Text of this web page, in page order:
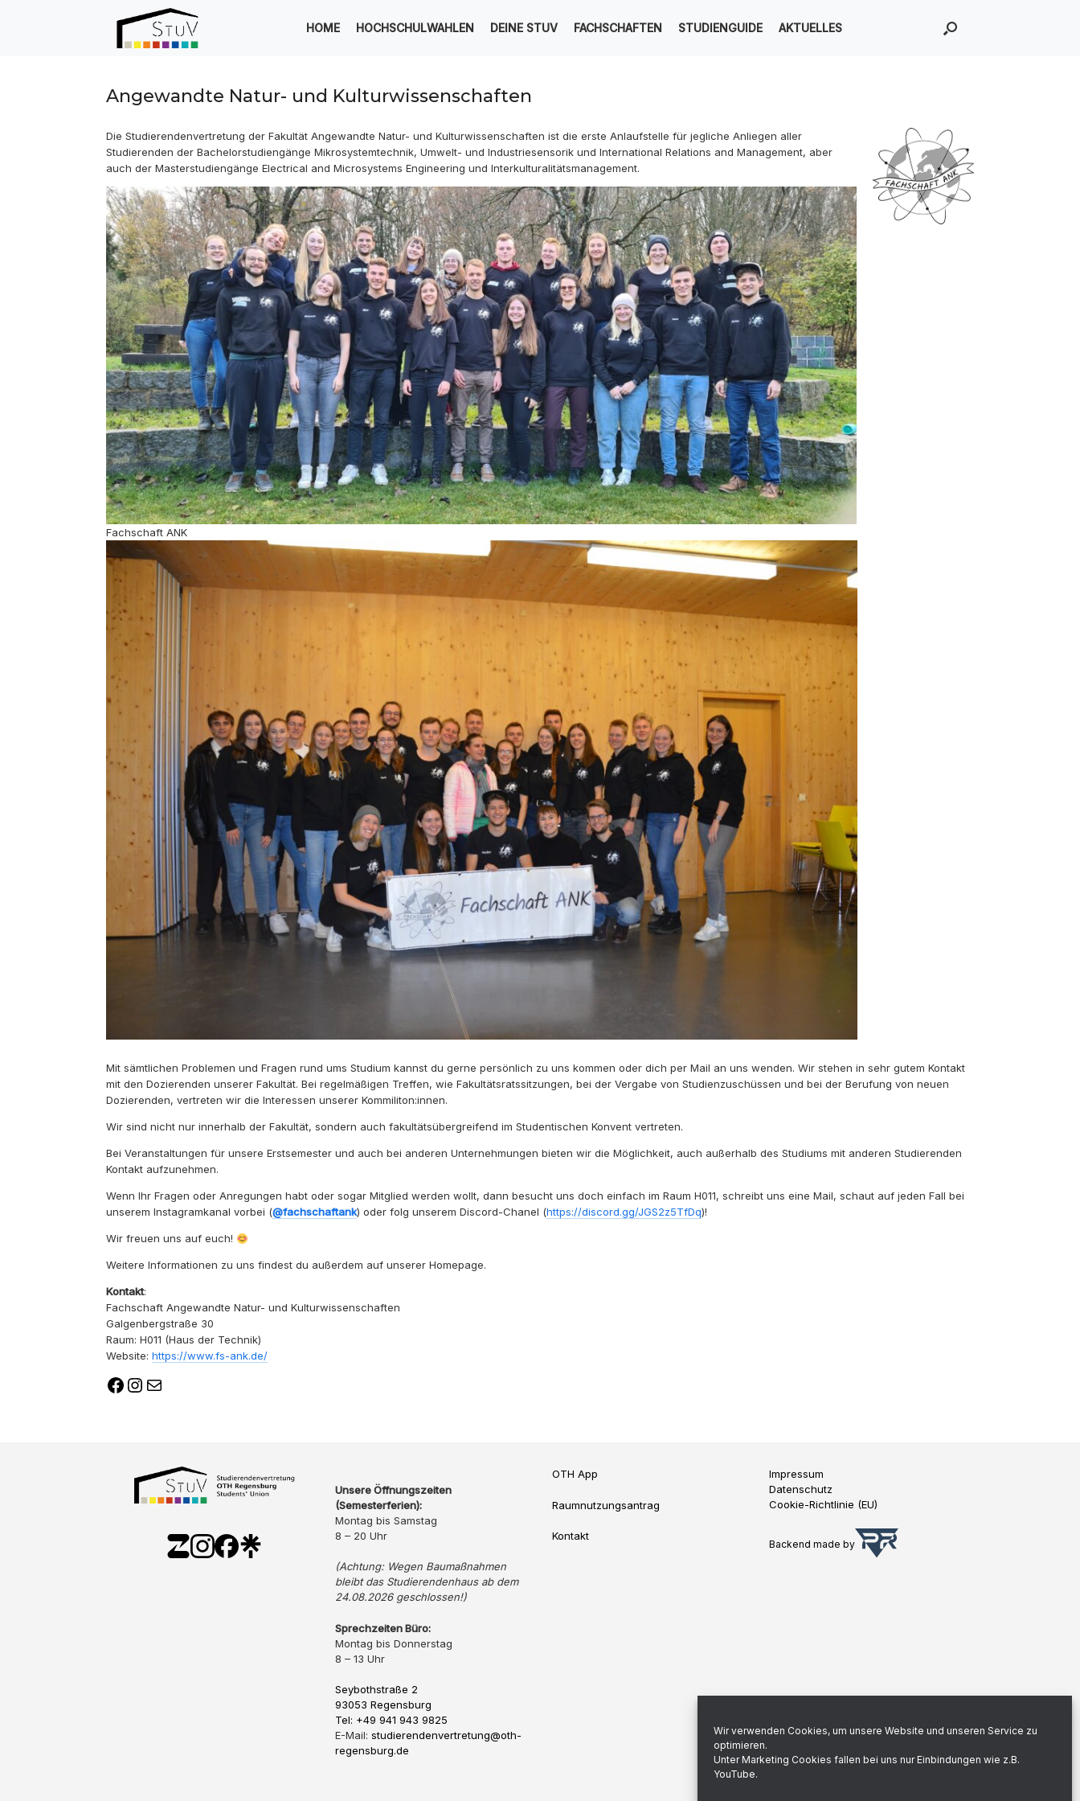
Wir verwenden Cookies, um unsere Website und unseren Service zu
optimieren.
Unter Marketing Cookies fallen bei uns nur Einbindungen wie z.B.
YouTube.
HOME HOCHSCHULWAHLEN DEINE STUV FACHSCHAFTEN STUDIENGUIDE AKTUELLES
Angewandte Natur- und Kulturwissenschaften
Die Studierendenvertretung der Fakultät Angewandte Natur- und Kulturwissenschaften ist die erste Anlaufstelle für jegliche Anliegen aller
Studierenden der Bachelorstudiengänge Mikrosystemtechnik, Umwelt- und Industriesensorik und International Relations and Management, aber
auch der Masterstudiengänge Electrical and Microsystems Engineering und Interkulturalitätsmanagement.
Fachschaft ANK
Mit sämtlichen Problemen und Fragen rund ums Studium kannst du gerne persönlich zu uns kommen oder dich per Mail an uns wenden. Wir stehen in sehr gutem Kontakt
mit den Dozierenden unserer Fakultät. Bei regelmäßigen Treffen, wie Fakultätsratssitzungen, bei der Vergabe von Studienzuschüssen und bei der Berufung von neuen
Dozierenden, vertreten wir die Interessen unserer Kommiliton:innen.
Wir sind nicht nur innerhalb der Fakultät, sondern auch fakultätsübergreifend im Studentischen Konvent vertreten.
Bei Veranstaltungen für unsere Erstsemester und auch bei anderen Unternehmungen bieten wir die Möglichkeit, auch außerhalb des Studiums mit anderen Studierenden
Kontakt aufzunehmen.
Wenn Ihr Fragen oder Anregungen habt oder sogar Mitglied werden wollt, dann besucht uns doch einfach im Raum H011, schreibt uns eine Mail, schaut auf jeden Fall bei
unserem Instagramkanal vorbei (@fachschaftank) oder folg unserem Discord-Chanel (https://discord.gg/JGS2z5TfDq)!
Wir freuen uns auf euch!
Weitere Informationen zu uns findest du außerdem auf unserer Homepage.
Kontakt:
Fachschaft Angewandte Natur- und Kulturwissenschaften
Galgenbergstraße 30
Raum: H011 (Haus der Technik)
Website: https://www.fs-ank.de/
Facebook
Instagram
E-Mail
Unsere Öffnungszeiten
(Semesterferien):
Montag bis Samstag
8 – 20 Uhr
(Achtung: Wegen Baumaßnahmen
bleibt das Studierendenhaus ab dem
24.08.2026 geschlossen!)
Sprechzeiten Büro:
Montag bis Donnerstag
8 – 13 Uhr
Seybothstraße 2
93053 Regensburg
Tel: +49 941 943 9825
E-Mail: studierendenvertretung@oth-
regensburg.de
OTH App
Raumnutzungsantrag
Kontakt
Impressum
Datenschutz
Cookie-Richtlinie (EU)
Backend made by